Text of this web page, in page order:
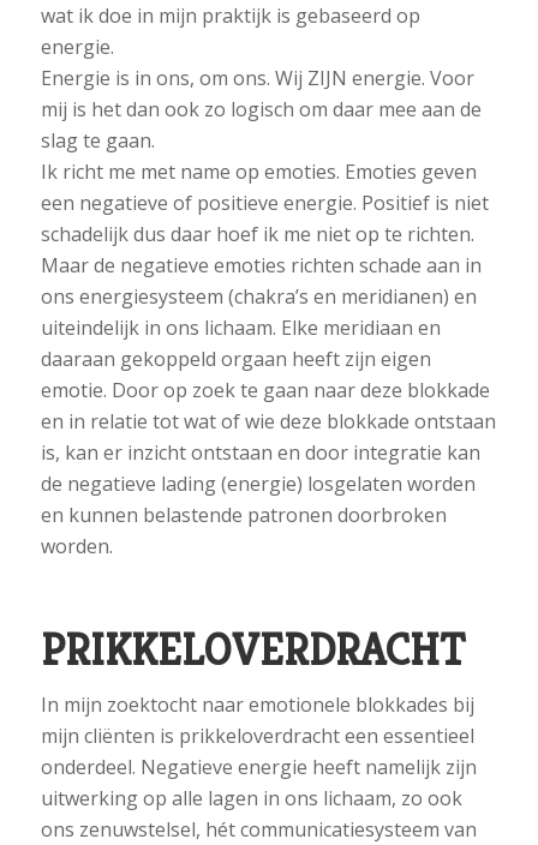
wat ik doe in mijn praktijk is gebaseerd op
energie.
Energie is in ons, om ons. Wij ZIJN energie. Voor
mij is het dan ook zo logisch om daar mee aan de
slag te gaan.
Ik richt me met name op emoties. Emoties geven
een negatieve of positieve energie. Positief is niet
schadelijk dus daar hoef ik me niet op te richten.
Maar de negatieve emoties richten schade aan in
ons energiesysteem (chakra’s en meridianen) en
uiteindelijk in ons lichaam. Elke meridiaan en
daaraan gekoppeld orgaan heeft zijn eigen
emotie. Door op zoek te gaan naar deze blokkade
en in relatie tot wat of wie deze blokkade ontstaan
is, kan er inzicht ontstaan en door integratie kan
de negatieve lading (energie) losgelaten worden
en kunnen belastende patronen doorbroken
worden.
PRIKKELOVERDRACHT
In mijn zoektocht naar emotionele blokkades bij
mijn cliënten is prikkeloverdracht een essentieel
onderdeel. Negatieve energie heeft namelijk zijn
uitwerking op alle lagen in ons lichaam, zo ook
ons zenuwstelsel, hét communicatiesysteem van